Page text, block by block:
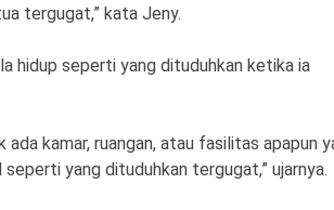
tergugat,” kata Jeny.
hidup seperti yang dituduhkan ketika ia
kamar, ruangan, atau fasilitas apapun
yang dituduhkan tergugat,” ujarnya.